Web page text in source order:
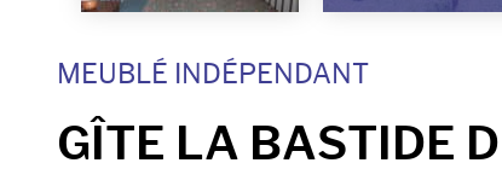
MEUBLÉ INDÉPENDANT
GÎTE LA BASTIDE